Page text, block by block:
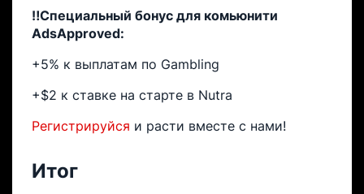
‼Специальный бонус для комьюнити
AdsApproved:
+5% к выплатам по Gambling
+$2 к ставке на старте в Nutra
Регистрируйся и расти вместе с нами!
Итог